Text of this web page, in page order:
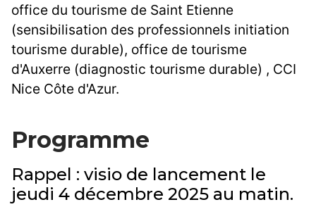
office du tourisme de Saint Etienne
(sensibilisation des professionnels initiation
tourisme durable), office de tourisme
d'Auxerre (diagnostic tourisme durable) , CCI
Nice Côte d'Azur.
Programme
Rappel : visio de lancement le
jeudi 4 décembre 2025 au matin.